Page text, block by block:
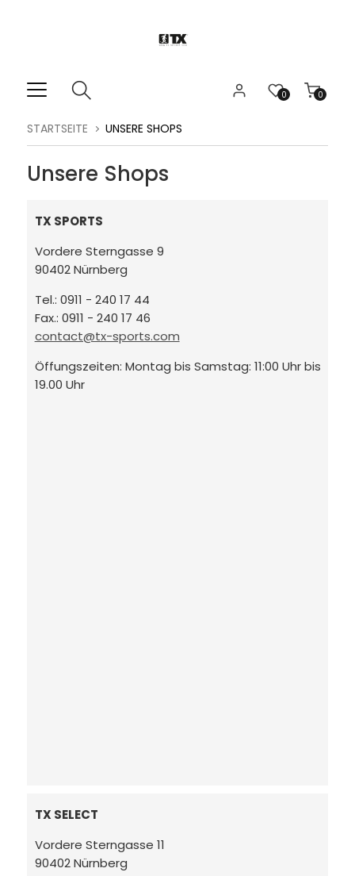
0
0
STARTSEITE UNSERE SHOPS
Unsere Shops
TX SPORTS
Vordere Sterngasse 9
90402 Nürnberg
Tel.: 0911 - 240 17 44
Fax.: 0911 - 240 17 46
contact@tx-sports.com
Öffungszeiten: Montag bis Samstag: 11:00 Uhr bis
19.00 Uhr
TX SELECT
Vordere Sterngasse 11
90402 Nürnberg